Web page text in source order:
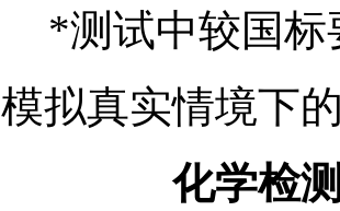
*测试中较国标
模拟真实情境下
化学检